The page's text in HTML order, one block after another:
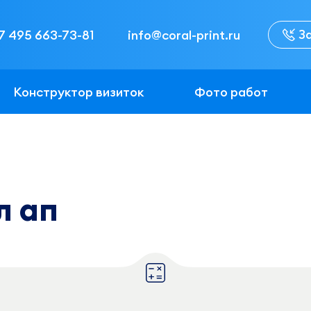
495 663-73-81 info@coral-print.ru
Конструктор визиток Фото работ
ап